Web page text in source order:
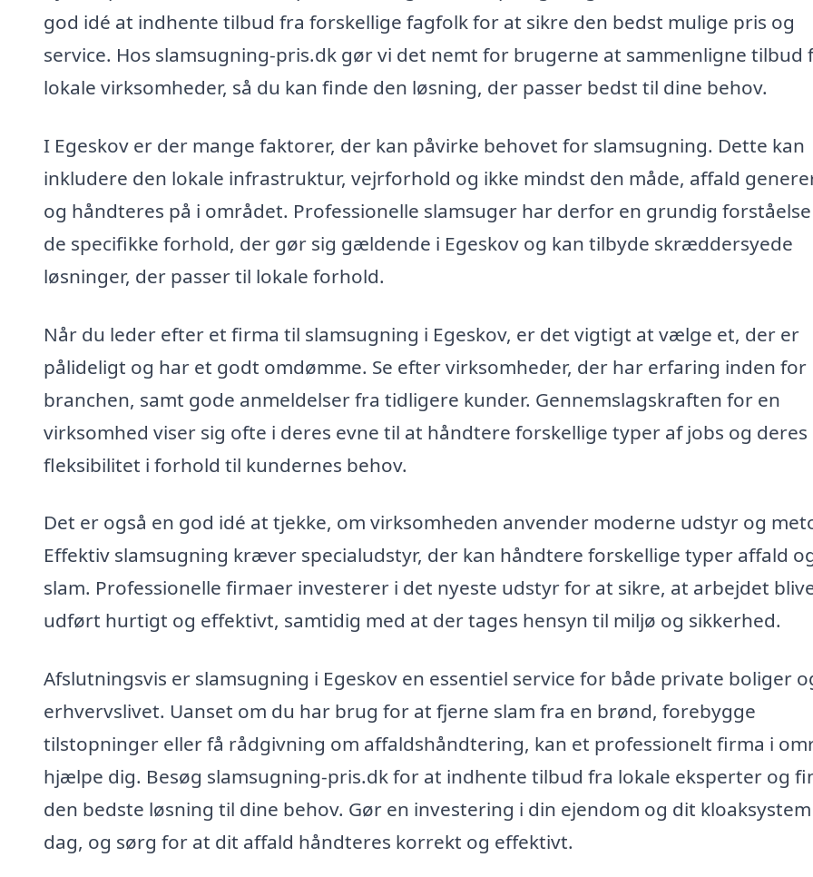
god idé at indhente tilbud fra forskellige fagfolk for at sikre den bedst mulige pris og
service. Hos slamsugning-pris.dk gør vi det nemt for brugerne at sammenligne tilbud
lokale virksomheder, så du kan finde den løsning, der passer bedst til dine behov.
I Egeskov er der mange faktorer, der kan påvirke behovet for slamsugning. Dette kan
inkludere den lokale infrastruktur, vejrforhold og ikke mindst den måde, affald
og håndteres på i området. Professionelle slamsuger har derfor en grundig
de specifikke forhold, der gør sig gældende i Egeskov og kan tilbyde skræddersyede
løsninger, der passer til lokale forhold.
Når du leder efter et firma til slamsugning i Egeskov, er det vigtigt at vælge et, der er
pålideligt og har et godt omdømme. Se efter virksomheder, der har erfaring inden for
branchen, samt gode anmeldelser fra tidligere kunder. Gennemslagskraften for en
virksomhed viser sig ofte i deres evne til at håndtere forskellige typer af jobs og deres
fleksibilitet i forhold til kundernes behov.
Det er også en god idé at tjekke, om virksomheden anvender moderne udstyr og
Effektiv slamsugning kræver specialudstyr, der kan håndtere forskellige typer affald
slam. Professionelle firmaer investerer i det nyeste udstyr for at sikre, at arbejdet
udført hurtigt og effektivt, samtidig med at der tages hensyn til miljø og sikkerhed.
Afslutningsvis er slamsugning i Egeskov en essentiel service for både private boliger
erhvervslivet. Uanset om du har brug for at fjerne slam fra en brønd, forebygge
tilstopninger eller få rådgivning om affaldshåndtering, kan et professionelt firma i
hjælpe dig. Besøg slamsugning-pris.dk for at indhente tilbud fra lokale eksperter og
den bedste løsning til dine behov. Gør en investering i din ejendom og dit
dag, og sørg for at dit affald håndteres korrekt og effektivt.